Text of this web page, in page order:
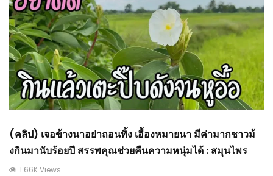
(คลิป) เจอข้างนาอย่าถอนทิ้ง เอื้องหมายนา มีค่ามากชาวม้
งกินมานับร้อยปี สรรพคุณช่วยคืนความหนุ่มได้ : สมุนไพร
1.66K Views